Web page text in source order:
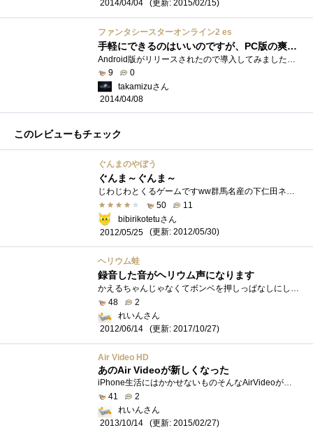
2014/04/04
(更新: 2015/02/15)
ファンタシースターオンライン2 es
手軽にできるのはいいのですが、PC版の爽快感はないかも
9
0
takamizuさん
2014/04/08
このレビューもチェック
ぐんまのやぼう
ぐんま～ぐんま～
じわじわとくるゲームですww群馬名産の下仁田ネギ・嬬恋キャベツ・下仁田こんにゃくを収穫して得たG（ぐんま～）を貯めて各地を制圧していく�...
50
11
bibirikotetuさん
2012/05/25
(更新: 2012/05/30)
ヘリウム蛙
録音した音がヘリウム声になります
かえるちゃんじゃなくてボンベを押しっぱなしにしてしゃべります。離すと、音声がヘリウム声になって再生されます。録音できる時間はメータ�...
48
2
れいんさん
2012/06/14
(更新: 2017/10/27)
Air Video HD
あのAir Videoが新しくなった
iPhone生活にはかかせないものそんなAirVideoが新しくなりました。サーバソフトも同じように別物となりましたのでそれぞれインストールと設定が必...
41
2
れいんさん
2013/10/14
(更新: 2015/02/27)